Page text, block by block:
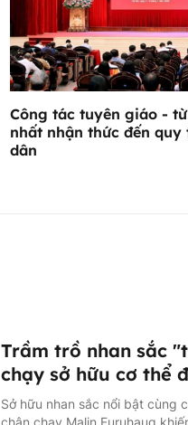
Công tác tuyên giáo -
nhất nhận thức đến quy
dân
Trầm trồ nhan sắc
chạy sở hữu cơ thể
Sở hữu nhan sắc nổi bật cùng
chân chạy Malin Furuhaug